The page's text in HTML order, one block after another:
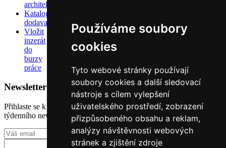
Používáme soubory
cookies
Tyto webové stránky používají
soubory cookies a další sledovací
nástroje s cílem vylepšení
uživatelského prostředí, zobrazení
přizpůsobeného obsahu a reklam,
analýzy návštěvnosti webových
stránek a zjištění zdroje
architektů
Katalog
dodavatelů
Vložit
inzerát
do
burzy
práce
Newsletter
Přihlaste se k odběru našeho pravidelného
týdenního newsletteru:
Fill in „nospam“